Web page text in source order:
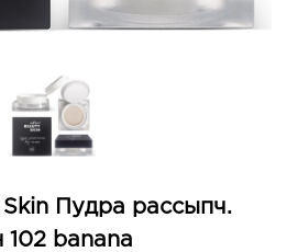
Пудра рассыпч.
102 banana